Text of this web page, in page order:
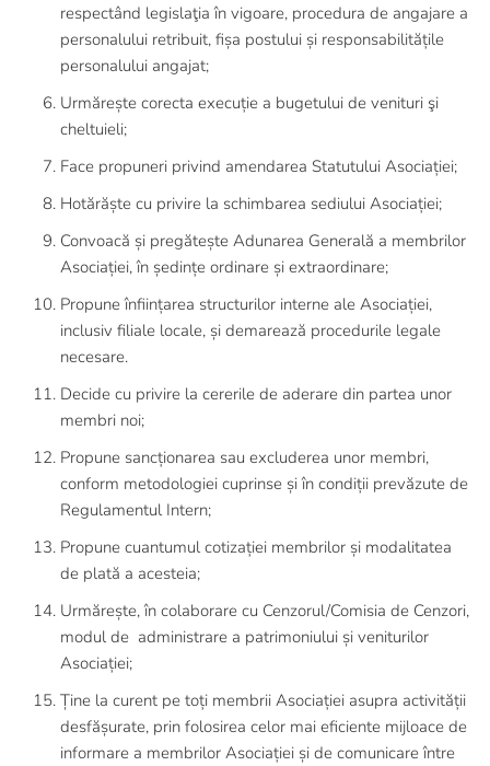
respectând legislaţia în vigoare, procedura de angajare a
personalului retribuit, fișa postului și responsabilitățile
personalului angajat;
Urmărește corecta execuție a bugetului de venituri şi
cheltuieli;
Face propuneri privind amendarea Statutului Asociației;
Hotărăște cu privire la schimbarea sediului Asociației;
Convoacă și pregătește Adunarea Generală a membrilor
Asociației, în ședințe ordinare și extraordinare;
Propune înființarea structurilor interne ale Asociației,
inclusiv filiale locale, și demarează procedurile legale
necesare.
Decide cu privire la cererile de aderare din partea unor
membri noi;
Propune sancționarea sau excluderea unor membri,
conform metodologiei cuprinse și în condiții prevăzute de
Regulamentul Intern;
Propune cuantumul cotizației membrilor și modalitatea
de plată a acesteia;
Urmărește, în colaborare cu Cenzorul/Comisia de Cenzori,
modul de administrare a patrimoniului și veniturilor
Asociației;
Ține la curent pe toți membrii Asociației asupra activității
desfășurate, prin folosirea celor mai eficiente mijloace de
informare a membrilor Asociației și de comunicare între